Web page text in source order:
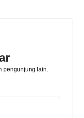
pengunjung lain.